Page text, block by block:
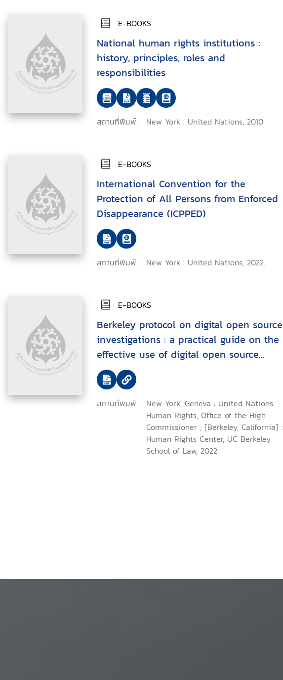
E-BOOKS
National human rights institutions :
history, principles, roles and
responsibilities
สถานที่พิมพ์: New York : United Nations, 2010.
E-BOOKS
International Convention for the
Protection of All Persons from Enforced
Disappearance (ICPPED)
สถานที่พิมพ์: New York : United Nations, 2022.
E-BOOKS
Berkeley protocol on digital open source
investigations : a practical guide on the
effective use of digital open source
information in investigating violations of
international criminal, human rights and
humanitarian law
สถานที่พิมพ์:
New York ;Geneva : United Nations
Human Rights, Office of the High
Commissioner ; [Berkeley, California] :
Human Rights Center, UC Berkeley
School of Law, 2022.